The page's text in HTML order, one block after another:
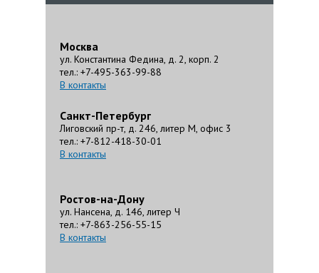
Москва
ул. Константина Федина, д. 2, корп. 2
тел.: +7-495-363-99-88
В контакты
Санкт-Петербург
Лиговский пр-т, д. 246, литер М, офис 3
тел.: +7-812-418-30-01
В контакты
Ростов-на-Дону
ул. Нансена, д. 146, литер Ч
тел.: +7-863-256-55-15
В контакты